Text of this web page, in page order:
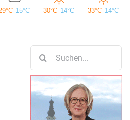
nach: